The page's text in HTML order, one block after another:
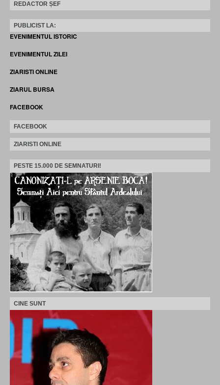
REDACTOR ȘEF
PUBLICIST LA:
EVENIMENTUL ISTORIC
EVENIMENTUL ZILEI
ZIARISTI ONLINE
ZIARUL BURSA
FACEBOOK
FACEBOOK
ZIARISTI ONLINE
PESTE 15.000 DE SEMNATURI!
CINE SUNT